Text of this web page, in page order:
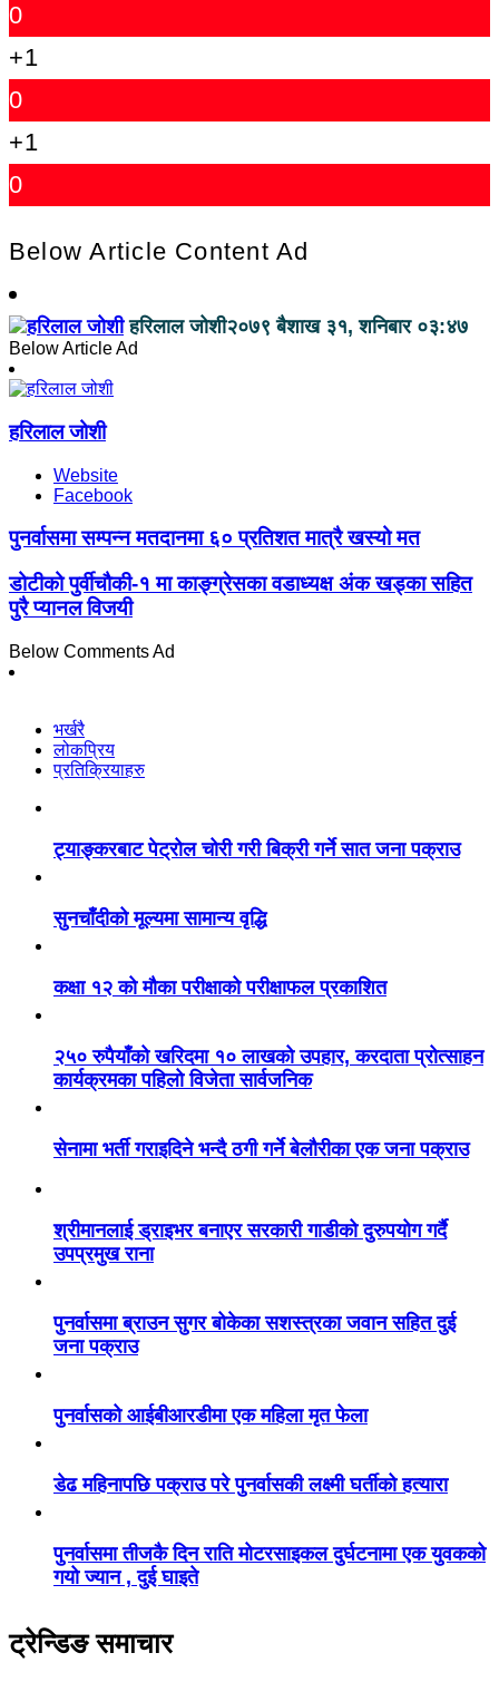
0
+1
0
+1
0
Below Article Content Ad
हरिलाल जोशी२०७९ बैशाख ३१, शनिबार ०३:४७
Below Article Ad
हरिलाल जोशी
Website
Facebook
पुनर्वासमा सम्पन्न मतदानमा ६० प्रतिशत मात्रै खस्यो मत
डोटीको पुर्वीचौकी-१ मा काङ्ग्रेसका वडाध्यक्ष अंक खड्का सहित
पुरै प्यानल विजयी
Below Comments Ad
भर्खरै
लोकप्रिय
प्रतिक्रियाहरु
ट्याङ्करबाट पेट्रोल चोरी गरी बिक्री गर्ने सात जना पक्राउ
सुनचाँदीको मूल्यमा सामान्य वृद्धि
कक्षा १२ को मौका परीक्षाको परीक्षाफल प्रकाशित
२५० रुपैयाँको खरिदमा १० लाखको उपहार, करदाता प्रोत्साहन
कार्यक्रमका पहिलो विजेता सार्वजनिक
सेनामा भर्ती गराइदिने भन्दै ठगी गर्ने बेलौरीका एक जना पक्राउ
श्रीमानलाई ड्राइभर बनाएर सरकारी गाडीको दुरुपयोग गर्दै
उपप्रमुख राना
पुनर्वासमा ब्राउन सुगर बोकेका सशस्त्रका जवान सहित दुई
जना पक्राउ
पुनर्वासको आईबीआरडीमा एक महिला मृत फेला
डेढ महिनापछि पक्राउ परे पुनर्वासकी लक्ष्मी घर्तीको हत्यारा
पुनर्वासमा तीजकै दिन राति मोटरसाइकल दुर्घटनामा एक युवकको
गयो ज्यान , दुई घाइते
ट्रेन्डिङ समाचार